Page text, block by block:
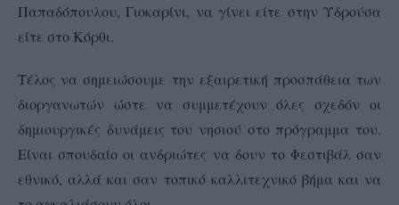
Παπαδόπουλου, Γιοκαρίνι, να γίνει είτε στην Υδρούσα
είτε στο Κόρθι.
Τέλος να σημειώσουμε την εξαιρετική προσπάθεια των
διοργανωτών ώστε να συμμετέχουν όλες σχεδόν οι
δημιουργικές δυνάμεις του νησιού στο πρόγραμμα του.
Είναι σπουδαίο οι ανδριώτες να δουν το Φεστιβάλ σαν
εθνικό, αλλά και σαν τοπικό καλλιτεχνικό βήμα και να